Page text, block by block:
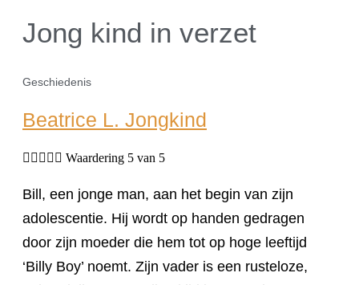
Jong kind in verzet
Geschiedenis
Beatrice L. Jongkind
     Waardering 5 van 5
Bill, een jonge man, aan het begin van zijn
adolescentie. Hij wordt op handen gedragen
door zijn moeder die hem tot op hoge leeftijd
‘Billy Boy’ noemt. Zijn vader is een rusteloze,